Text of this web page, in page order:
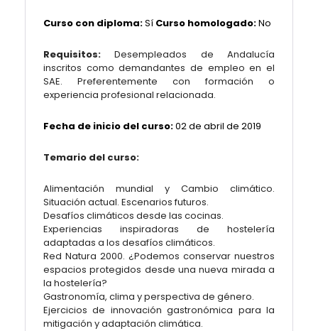
Curso con diploma:Sí Curso homologado:No
Requisitos: Desempleados de Andalucía
inscritos como demandantes de empleo en el
SAE. Preferentemente con formación o
experiencia profesional relacionada.
Fecha de inicio del curso:02 de abril de 2019
Temario del curso:
Alimentación mundial y Cambio climático.
Situación actual. Escenarios futuros.
Desafíos climáticos desde las cocinas.
Experiencias inspiradoras de hostelería
adaptadas a los desafíos climáticos.
Red Natura 2000. ¿Podemos conservar nuestros
espacios protegidos desde una nueva mirada a
la hostelería?
Gastronomía, clima y perspectiva de género.
Ejercicios de innovación gastronómica para la
mitigación y adaptación climática.